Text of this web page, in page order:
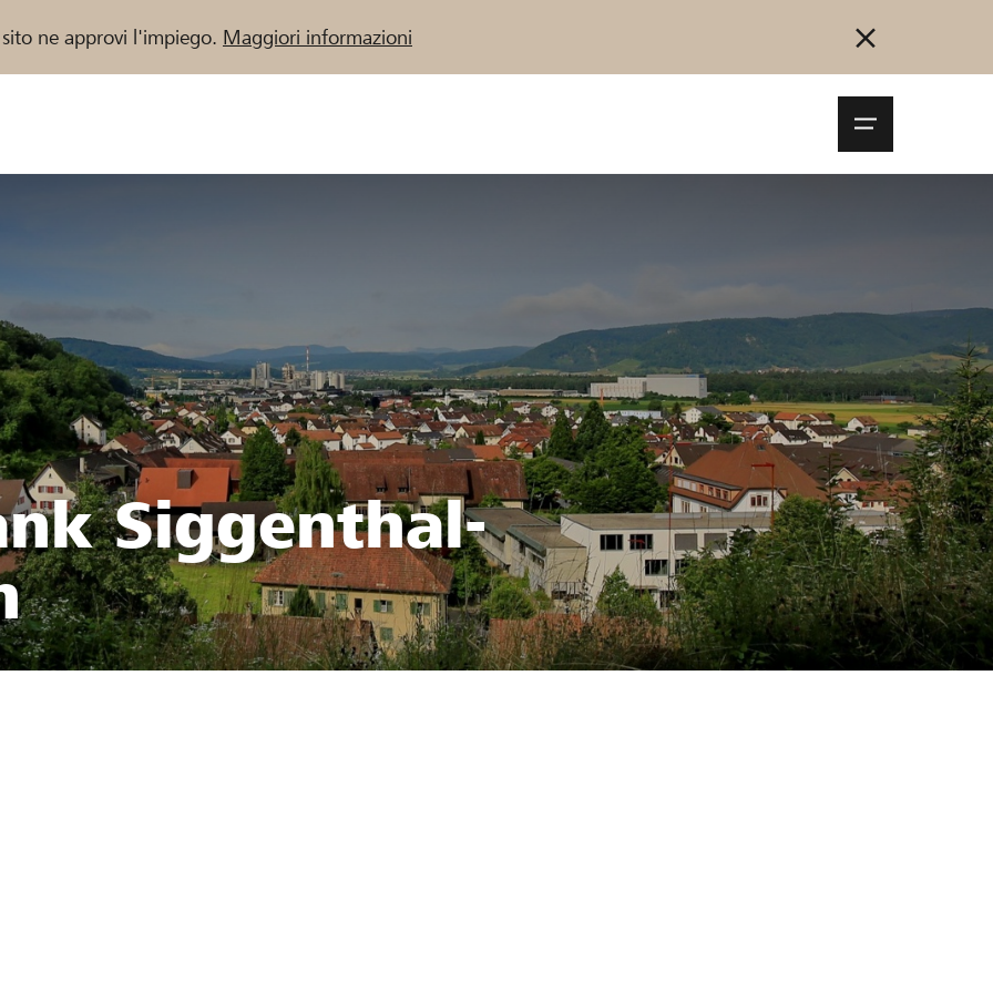
ne approvi l'impiego. Maggiori informazioni
Siggenthal-